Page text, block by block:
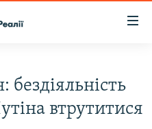
втрутитися